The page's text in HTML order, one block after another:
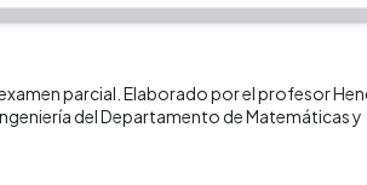
parcial. Elaborado por el profesor
del Departamento de Matemáticas y